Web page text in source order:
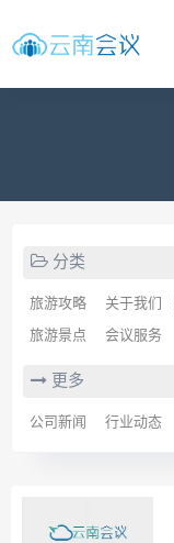
分类
旅游攻略 关于我们
旅游景点 会议服务
更多
公司新闻 行业动态